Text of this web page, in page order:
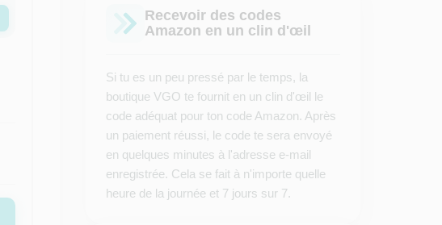
Recevoir des codes
Amazon en un clin d'œil
Si tu es un peu pressé par le temps, la
boutique VGO te fournit en un clin d'œil le
code adéquat pour ton code Amazon. Après
un paiement réussi, le code te sera envoyé
en quelques minutes à l'adresse e-mail
enregistrée. Cela se fait à n'importe quelle
heure de la journée et 7 jours sur 7.